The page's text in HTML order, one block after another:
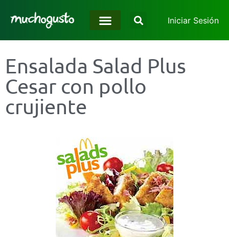
Iniciar Sesión
Ensalada Salad Plus
Cesar con pollo
crujiente